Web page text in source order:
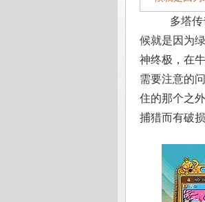
多塔传
候就是因为
神终极，在
需要注意的
住的那个之
捕猎而有破